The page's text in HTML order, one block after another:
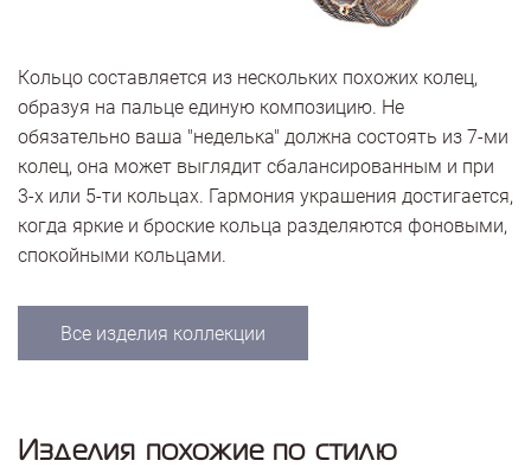
Кольцо составляется из нескольких похожих колец,
образуя на пальце единую композицию. Не
обязательно ваша "неделька" должна состоять из 7-ми
колец, она может выглядит сбалансированным и при
3-х или 5-ти кольцах. Гармония украшения достигается,
когда яркие и броские кольца разделяются фоновыми,
спокойными кольцами.
Все изделия коллекции
Изделия похожие по стилю